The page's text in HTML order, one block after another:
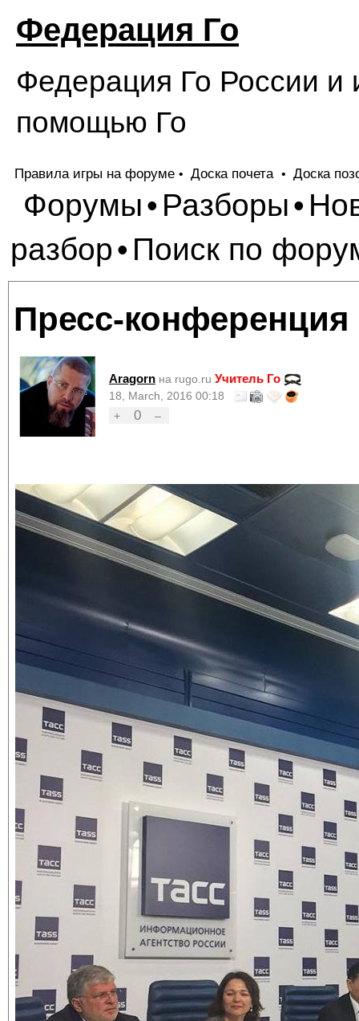
Федерация Го
Федерация Го России и
помощью Го
Правила игры на форуме • Доска почета • Доска
Форумы• Разборы•
разбор• Поиск по
Пресс-
Aragorn на rugo.ru Учитель Го
18, March, 2016 00:18
+
0 –